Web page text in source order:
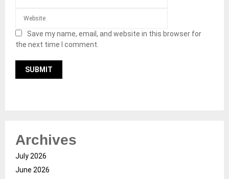
Save my name, email, and website in this browser for
the next time I comment.
Archives
July 2026
June 2026